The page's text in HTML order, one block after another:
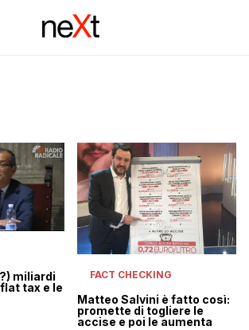
miliardi
tax e le
FACT CHECKING
Matteo Salvini è fatto così:
promette di togliere le
accise e poi le aumenta